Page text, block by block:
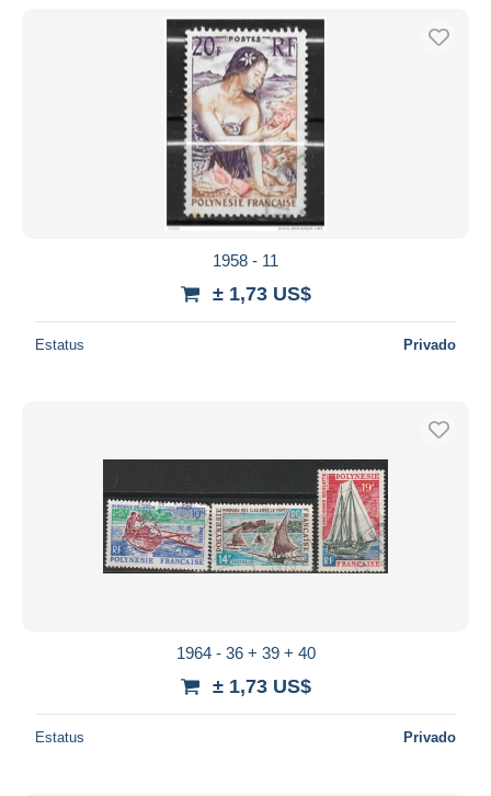
1958 - 11
± 1,73 US$
Estatus Privado
1964 - 36 + 39 + 40
± 1,73 US$
Estatus Privado